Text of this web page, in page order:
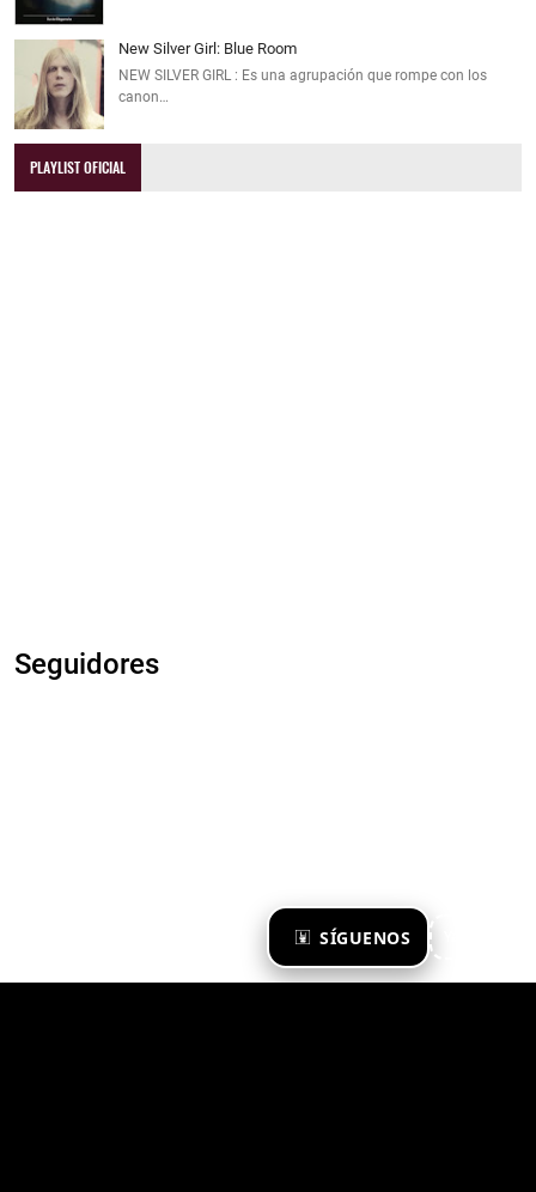
SÍGUENOS
New Silver Girl: Blue Room
NEW SILVER GIRL : Es una agrupación que rompe con los
canon…
PLAYLIST OFICIAL
Seguidores